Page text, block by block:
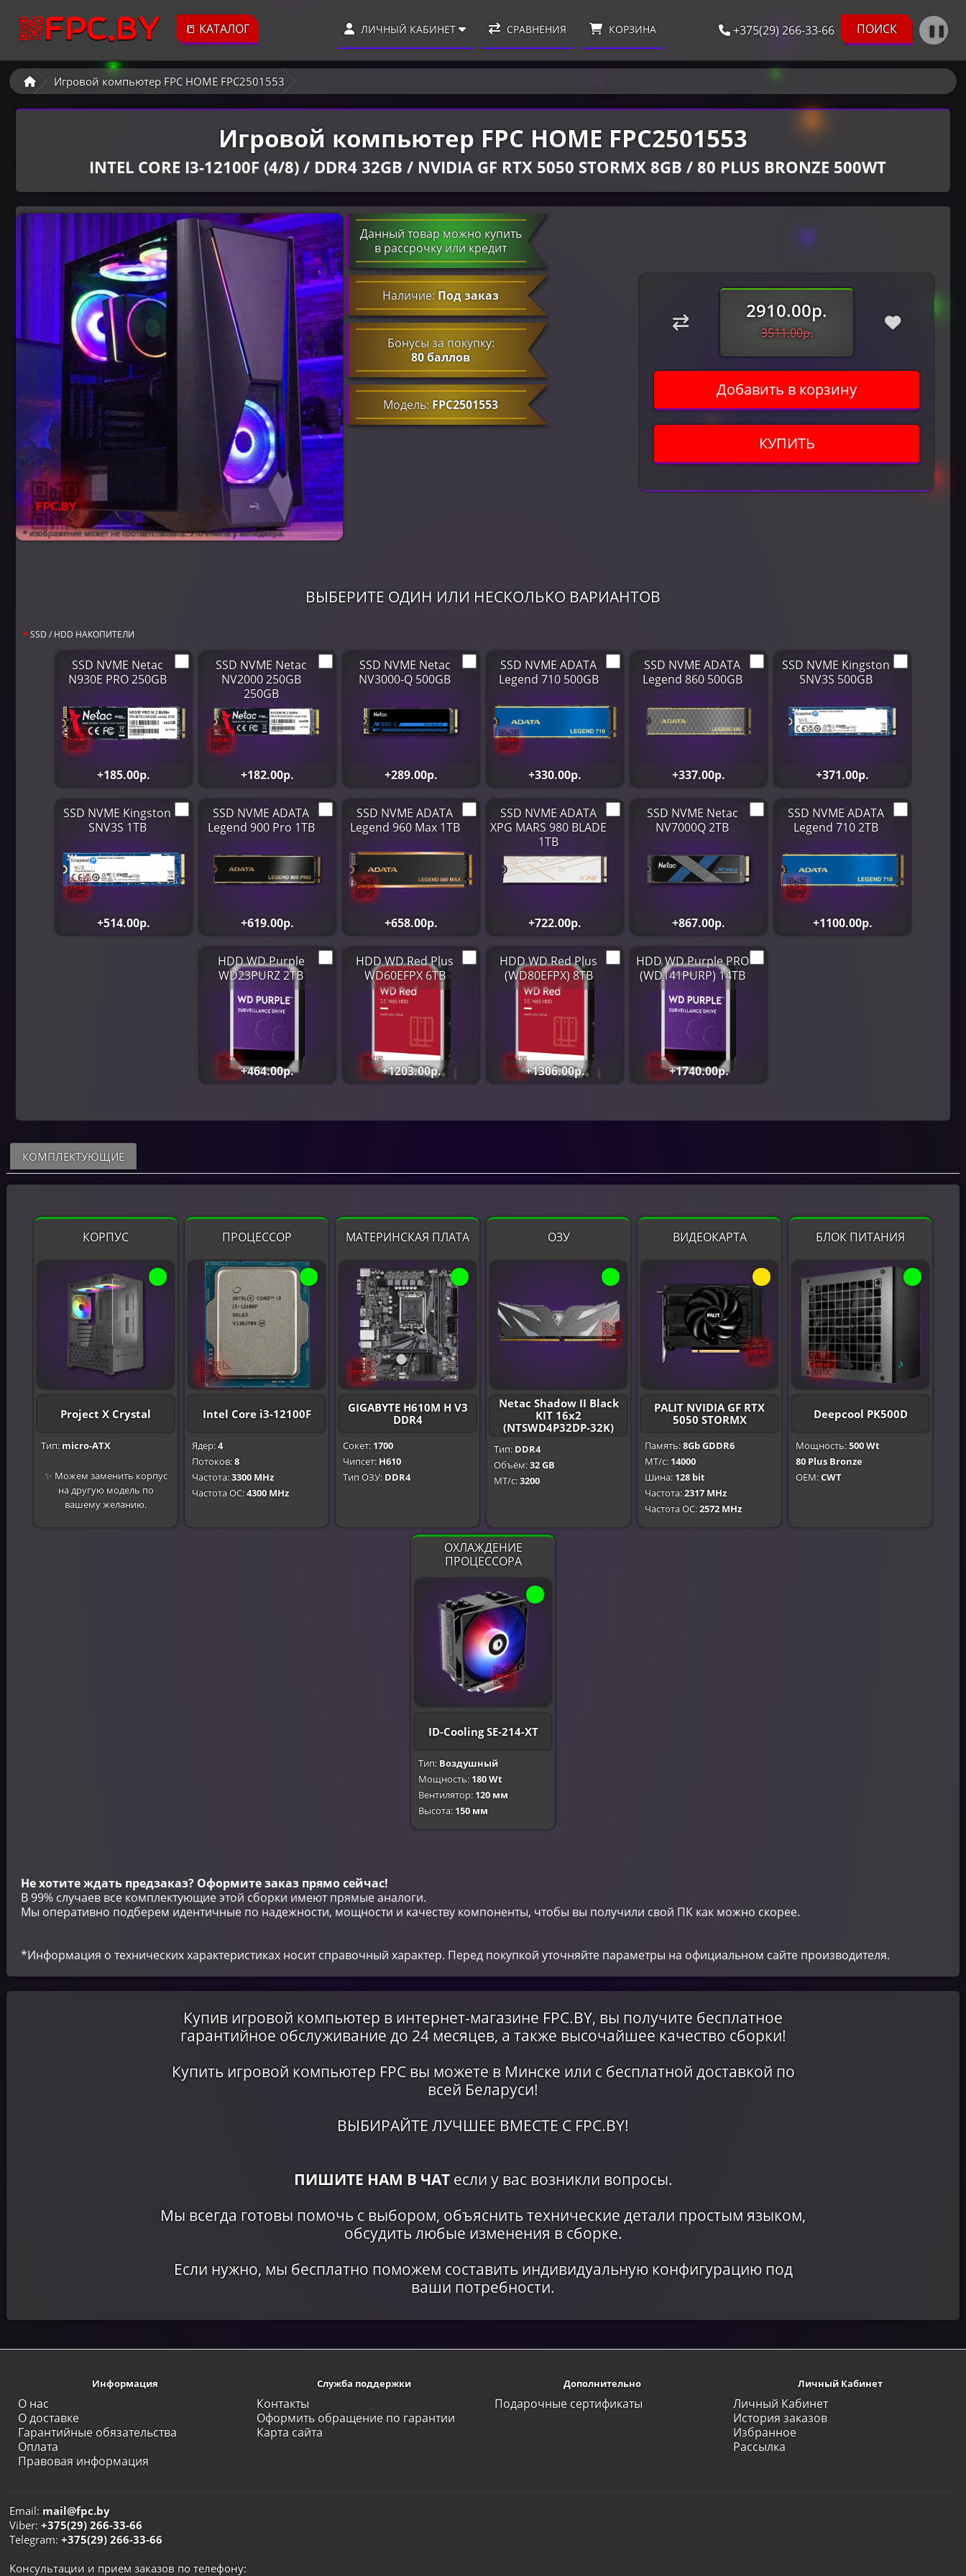
📒 КАТАЛОГ ЛИЧНЫЙ КАБИНЕТ СРАВНЕНИЯ КОРЗИНА +375(29) 266-33-66 ПОИСК ❚❚
Игровой компьютер FPC HOME FPC2501553
Игровой компьютер FPC HOME FPC2501553
INTEL CORE I3-12100F (4/8) / DDR4 32GB / NVIDIA GF RTX 5050 STORMX 8GB / 80 PLUS BRONZE 500WT
* изображение может не соответствовать. Уточняйте у менеджера.
Данный товар можно купить
в рассрочку или кредит
Наличие:Под заказ
Бонусы за покупку:
80 баллов
Модель:FPC2501553
2910.00р.
3511.00р.
Добавить в корзину
КУПИТЬ
ВЫБЕРИТЕ ОДИН ИЛИ НЕСКОЛЬКО ВАРИАНТОВ
SSD / HDD НАКОПИТЕЛИ
SSD NVME Netac
N930E PRO 250GB
+185.00р.
SSD NVME Netac
NV2000 250GB
250GB
+182.00р.
SSD NVME Netac
NV3000-Q 500GB
+289.00р.
SSD NVME ADATA
Legend 710 500GB
+330.00р.
SSD NVME ADATA
Legend 860 500GB
+337.00р.
SSD NVME Kingston
SNV3S 500GB
+371.00р.
SSD NVME Kingston
SNV3S 1TB
+514.00р.
SSD NVME ADATA
Legend 900 Pro 1TB
+619.00р.
SSD NVME ADATA
Legend 960 Max 1TB
+658.00р.
SSD NVME ADATA
XPG MARS 980 BLADE
1TB
+722.00р.
SSD NVME Netac
NV7000Q 2TB
+867.00р.
SSD NVME ADATA
Legend 710 2TB
+1100.00р.
HDD WD Purple
WD23PURZ 2TB
+464.00р.
HDD WD Red Plus
WD60EFPX 6TB
+1203.00р.
HDD WD Red Plus
(WD80EFPX) 8TB
+1306.00р.
HDD WD Purple PRO
(WD141PURP) 14TB
+1740.00р.
КОМПЛЕКТУЮЩИЕ
КОРПУС
Project X Crystal
Тип: micro-ATX
✨ Можем заменить корпус
на другую модель по
вашему желанию.
ПРОЦЕССОР
Intel Core i3-12100F
Ядер:4
Потоков:8
Частота:3300 MHz
Частота OC:4300 MHz
МАТЕРИНСКАЯ ПЛАТА
GIGABYTE H610M H V3
DDR4
Сокет: 1700
Чипсет: H610
Тип ОЗУ: DDR4
ОЗУ
Netac Shadow II Black
KIT 16x2
(NTSWD4P32DP-32K)
Тип: DDR4
Объём:32 GB
МТ/с:3200
ВИДЕОКАРТА
PALIT NVIDIA GF RTX
5050 STORMX
Память:8Gb GDDR6
МТ/с: 14000
Шина: 128 bit
Частота:2317 MHz
Частота OC:2572 MHz
БЛОК ПИТАНИЯ
Deepcool PK500D
Мощность:500 Wt
80 Plus Bronze
OEM:CWT
ОХЛАЖДЕНИЕ
ПРОЦЕССОРА
ID-Cooling SE-214-XT
Тип: Воздушный
Мощность: 180 Wt
Вентилятор: 120 мм
Высота: 150 мм
Не хотите ждать предзаказ? Оформите заказ прямо сейчас!
В 99% случаев все комплектующие этой сборки имеют прямые аналоги.
Мы оперативно подберем идентичные по надежности, мощности и качеству компоненты, чтобы вы получили свой ПК как можно скорее.
*Информация о технических характеристиках носит справочный характер. Перед покупкой уточняйте параметры на официальном сайте производителя.
Купив игровой компьютер в интернет-магазине FPC.BY, вы получите бесплатное
гарантийное обслуживание до 24 месяцев, а также высочайшее качество сборки!
Купить игровой компьютер FPC вы можете в Минске или c бесплатной доставкой по
всей Беларуси!
ВЫБИРАЙТЕ ЛУЧШЕЕ ВМЕСТЕ С FPC.BY!
ПИШИТЕ НАМ В ЧАТесли у вас возникли вопросы.
Мы всегда готовы помочь с выбором, объяснить технические детали простым языком,
обсудить любые изменения в сборке.
Если нужно, мы бесплатно поможем составить индивидуальную конфигурацию под
ваши потребности.
Информация
О нас
О доставке
Гарантийные обязательства
Оплата
Правовая информация
Служба поддержки
Контакты
Оформить обращение по гарантии
Карта сайта
Дополнительно
Подарочные сертификаты
Личный Кабинет
Личный Кабинет
История заказов
Избранное
Рассылка
Email: mail@fpc.by
Viber:+375(29) 266-33-66
Telegram:+375(29) 266-33-66
Консультации и прием заказов по телефону: